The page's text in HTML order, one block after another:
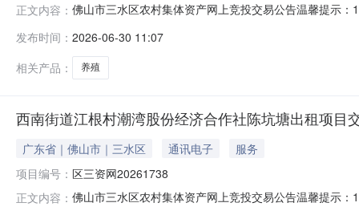
正文内容： 佛山市三水区农村集体资产网上竞投交易公告温馨提示
考，不构成对项目的任何担保。请竞投意向人在报名参
并请亲自实地看样查看项目的实际情况，未看
发布时间： 2026-06-30 11:07
相关产品：
养殖
西南街道江根村潮湾股份经济合作社陈坑塘出租项目
广东省｜佛山市｜三水区 通讯电子
服务
项目编号： 区三资网20261738
正文内容： 佛山市三水区农村集体资产网上竞投交易公告温馨提示